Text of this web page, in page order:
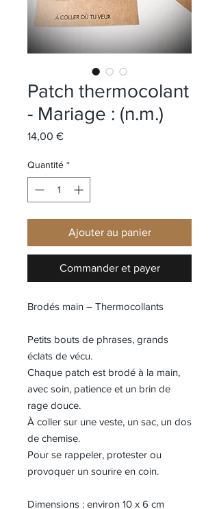
Patch thermocolant
- Mariage : (n.m.)
14,00 €Prix
Quantité *
Ajouter au panier
Commander et payer
Brodés main – Thermocollants
Petits bouts de phrases, grands
éclats de vécu.
Chaque patch est brodé à la main,
avec soin, patience et un brin de
rage douce.
À coller sur une veste, un sac, un dos
de chemise.
Pour se rappeler, protester ou
provoquer un sourire en coin.
Dimensions : environ 10 x 6 cm